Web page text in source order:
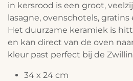
in kersrood is een groot,
lasagne, ovenschotels,
Het duurzame keramiek is
en kan direct van de oven
kleur past perfect bij de
34 x 24 cm